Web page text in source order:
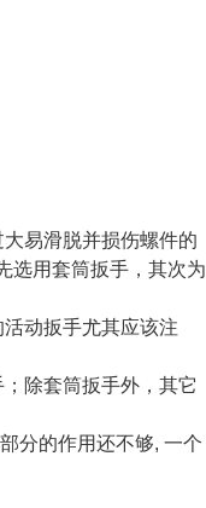
易滑脱并损伤螺件的
选用套筒扳手，其次为
动扳手尤其应该注
除套筒扳手外，其它
分的作用还不够, 一个